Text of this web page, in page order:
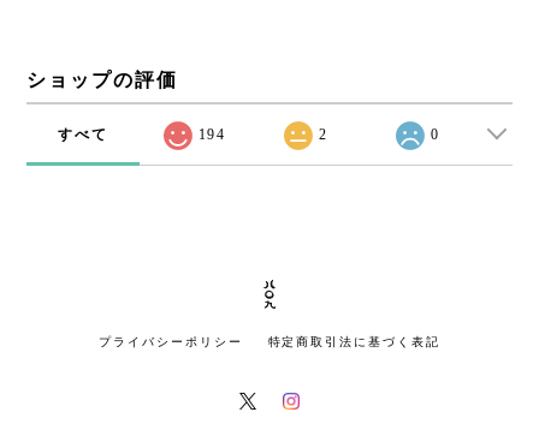
ショップの評価
すべて 194 2 0
プライバシーポリシー 特定商取引法に基づく表記